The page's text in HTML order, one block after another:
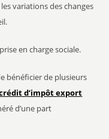
variations des changes
en charge sociale.
bénéficier de plusieurs
d’impôt export
d’une part